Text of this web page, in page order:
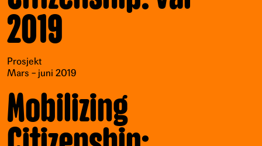
2019
Prosjekt
Mars – juni 2019
Mobilizing